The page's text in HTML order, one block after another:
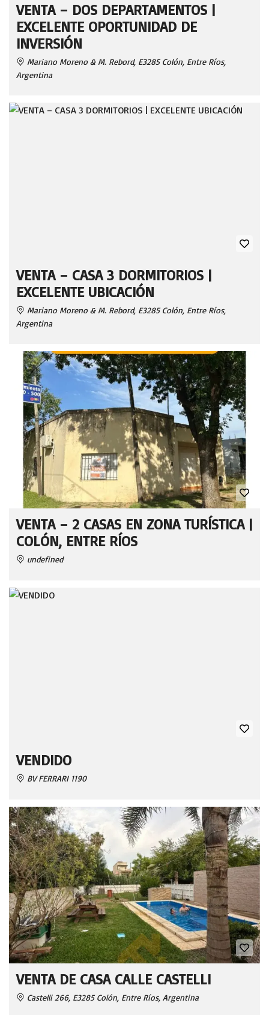
VENTA – DOS DEPARTAMENTOS |
EXCELENTE OPORTUNIDAD DE
INVERSIÓN
Mariano Moreno & M. Rebord, E3285 Colón, Entre Ríos,
Argentina
VENTA – CASA 3 DORMITORIOS |
EXCELENTE UBICACIÓN
Mariano Moreno & M. Rebord, E3285 Colón, Entre Ríos,
Argentina
VENTA – 2 CASAS EN ZONA TURÍSTICA |
COLÓN, ENTRE RÍOS
undefined
VENDIDO
BV FERRARI 1190
VENTA DE CASA CALLE CASTELLI
Castelli 266, E3285 Colón, Entre Ríos, Argentina